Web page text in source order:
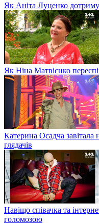
Як Аніта Луценко
Як Ніна Матвієнко
Катерина Осадча завітала
глядачів
Навіщо співачка та
голомозою